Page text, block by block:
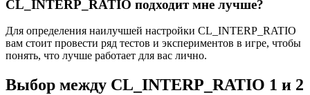
CL_INTERP_RATIO подходит мне лучше?
Для определения наилучшей настройки CL_INTERP_RATIO
вам стоит провести ряд тестов и экспериментов в игре, чтобы
понять, что лучше работает для вас лично.
Выбор между CL_INTERP_RATIO 1 и 2